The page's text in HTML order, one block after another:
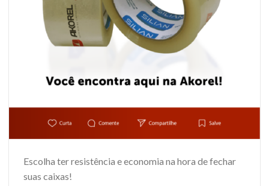
Escolha ter resistência e economia na hora de fechar
suas caixas!